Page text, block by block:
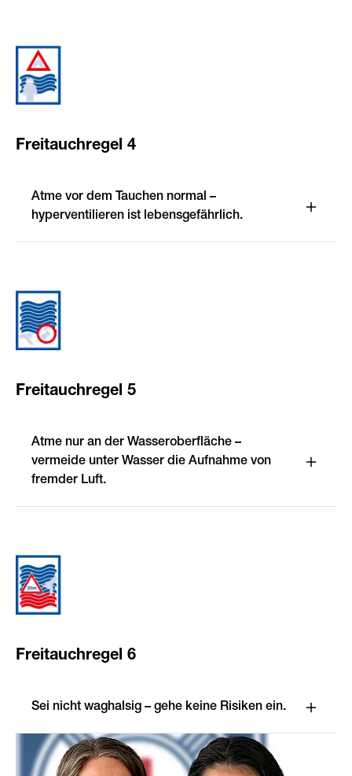
Freitauchregel 4
Atme vor dem Tauchen normal –
hyperventilieren ist lebensgefährlich.
Freitauchregel 5
Atme nur an der Wasseroberfläche –
vermeide unter Wasser die Aufnahme von
fremder Luft.
Freitauchregel 6
Sei nicht waghalsig – gehe keine Risiken ein.